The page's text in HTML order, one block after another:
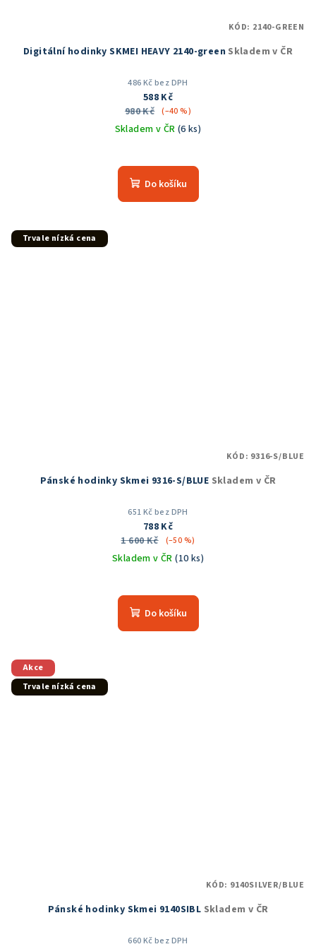
Digitální hodinky SKMEI HEAVY 2140-green Skladem v ČR
486 Kč bez DPH
588 Kč
980 Kč (–40 %)
Skladem v ČR (6 ks)
hodnocení
produktu
Do košíku
KÓD: 2140-GREEN
Trvale nízká cena
Pánské hodinky Skmei 9316-S/BLUE Skladem v ČR
651 Kč bez DPH
788 Kč
1 600 Kč
(–50 %)
Skladem v ČR(10 ks)
Do košíku
KÓD: 9316-S/BLUE
Akce
Trvale nízká cena
Pánské hodinky Skmei 9140SIBL Skladem v ČR
660 Kč bez DPH
KÓD: 9140SILVER/BLUE